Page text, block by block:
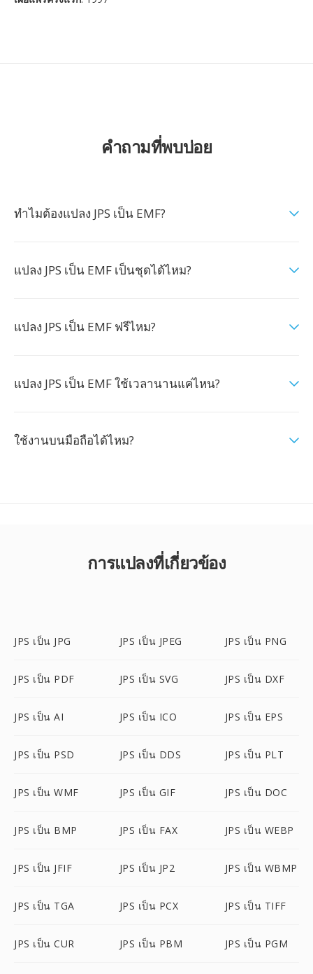
คำถามที่พบบ่อย
ทำไมต้องแปลง JPS เป็น EMF?
แปลง JPS เป็น EMF เป็นชุดได้ไหม?
แปลง JPS เป็น EMF ฟรีไหม?
แปลง JPS เป็น EMF ใช้เวลานานแค่ไหน?
ใช้งานบนมือถือได้ไหม?
การแปลงที่เกี่ยวข้อง
JPS เป็น JPG JPS เป็น JPEG JPS เป็น PNG
JPS เป็น PDF JPS เป็น SVG JPS เป็น DXF
JPS เป็น AI JPS เป็น ICO JPS เป็น EPS
JPS เป็น PSD JPS เป็น DDS JPS เป็น PLT
JPS เป็น WMF JPS เป็น GIF JPS เป็น DOC
JPS เป็น BMP JPS เป็น FAX JPS เป็น WEBP
JPS เป็น JFIF JPS เป็น JP2 JPS เป็น WBMP
JPS เป็น TGA JPS เป็น PCX JPS เป็น TIFF
JPS เป็น CUR JPS เป็น PBM JPS เป็น PGM